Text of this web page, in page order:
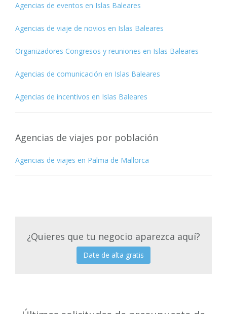
Agencias de eventos en Islas Baleares
Agencias de viaje de novios en Islas Baleares
Organizadores Congresos y reuniones en Islas Baleares
Agencias de comunicación en Islas Baleares
Agencias de incentivos en Islas Baleares
Agencias de viajes por población
Agencias de viajes en Palma de Mallorca
¿Quieres que tu negocio aparezca aquí?
Date de alta gratis